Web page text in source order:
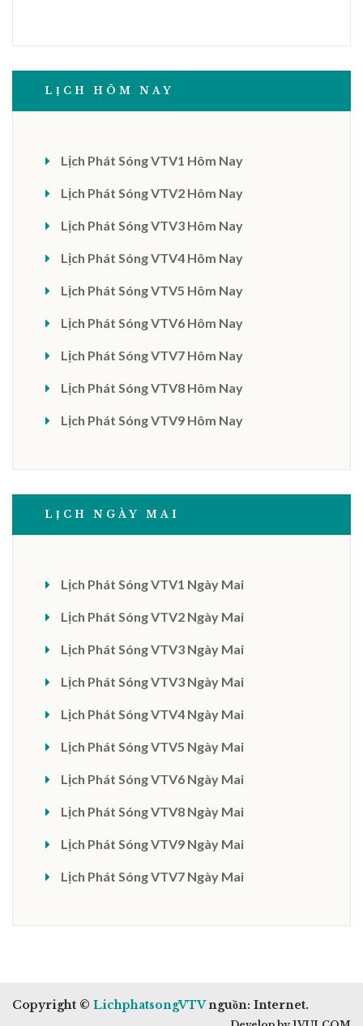
LỊCH HÔM NAY
Lịch Phát Sóng VTV1 Hôm Nay
Lịch Phát Sóng VTV2 Hôm Nay
Lịch Phát Sóng VTV3 Hôm Nay
Lịch Phát Sóng VTV4 Hôm Nay
Lịch Phát Sóng VTV5 Hôm Nay
Lịch Phát Sóng VTV6 Hôm Nay
Lịch Phát Sóng VTV7 Hôm Nay
Lịch Phát Sóng VTV8 Hôm Nay
Lịch Phát Sóng VTV9 Hôm Nay
LỊCH NGÀY MAI
Lịch Phát Sóng VTV1 Ngày Mai
Lịch Phát Sóng VTV2 Ngày Mai
Lịch Phát Sóng VTV3 Ngày Mai
Lịch Phát Sóng VTV3 Ngày Mai
Lịch Phát Sóng VTV4 Ngày Mai
Lịch Phát Sóng VTV5 Ngày Mai
Lịch Phát Sóng VTV6 Ngày Mai
Lịch Phát Sóng VTV8 Ngày Mai
Lịch Phát Sóng VTV9 Ngày Mai
Lịch Phát Sóng VTV7 Ngày Mai
Copyright © LichphatsongVTVnguồn: Internet.